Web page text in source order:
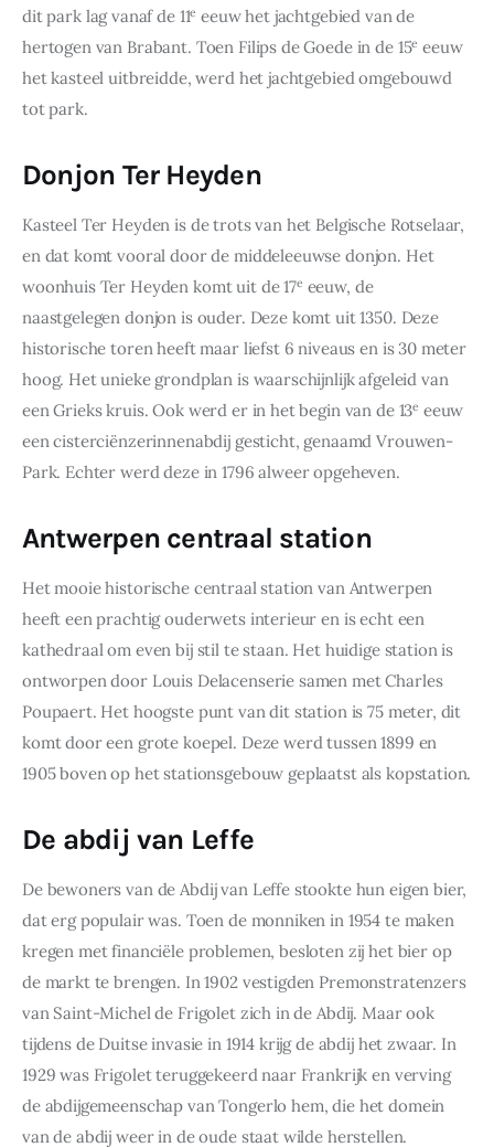
dit park lag vanaf de 11e eeuw het jachtgebied van de
hertogen van Brabant. Toen Filips de Goede in de 15e eeuw
het kasteel uitbreidde, werd het jachtgebied omgebouwd
tot park.
Donjon Ter Heyden
Kasteel Ter Heyden is de trots van het Belgische Rotselaar,
en dat komt vooral door de middeleeuwse donjon. Het
woonhuis Ter Heyden komt uit de 17e eeuw, de
naastgelegen donjon is ouder. Deze komt uit 1350. Deze
historische toren heeft maar liefst 6 niveaus en is 30 meter
hoog. Het unieke grondplan is waarschijnlijk afgeleid van
een Grieks kruis. Ook werd er in het begin van de 13e eeuw
een cisterciënzerinnenabdij gesticht, genaamd Vrouwen-
Park. Echter werd deze in 1796 alweer opgeheven.
Antwerpen centraal station
Het mooie historische centraal station van Antwerpen
heeft een prachtig ouderwets interieur en is echt een
kathedraal om even bij stil te staan. Het huidige station is
ontworpen door Louis Delacenserie samen met Charles
Poupaert. Het hoogste punt van dit station is 75 meter, dit
komt door een grote koepel. Deze werd tussen 1899 en
1905 boven op het stationsgebouw geplaatst als kopstation.
De abdij van Leffe
De bewoners van de Abdij van Leffe stookte hun eigen bier,
dat erg populair was. Toen de monniken in 1954 te maken
kregen met financiële problemen, besloten zij het bier op
de markt te brengen. In 1902 vestigden Premonstratenzers
van Saint-Michel de Frigolet zich in de Abdij. Maar ook
tijdens de Duitse invasie in 1914 krijg de abdij het zwaar. In
1929 was Frigolet teruggekeerd naar Frankrijk en verving
de abdijgemeenschap van Tongerlo hem, die het domein
van de abdij weer in de oude staat wilde herstellen.